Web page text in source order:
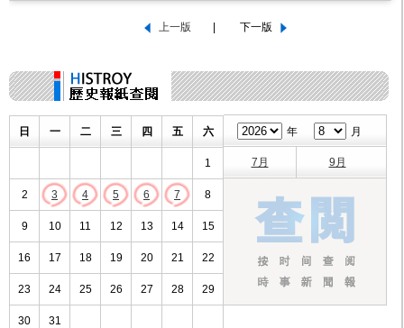
日 一 二 三 四 五 六
1
2 3 4 5 6 7 8
9 10 11 12 13 14 15
16 17 18 19 20 21 22
23 24 25 26 27 28 29
30 31
年 月
7月 9月